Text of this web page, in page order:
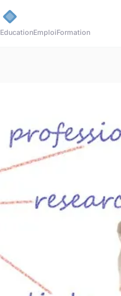
EducationEmploiFormation